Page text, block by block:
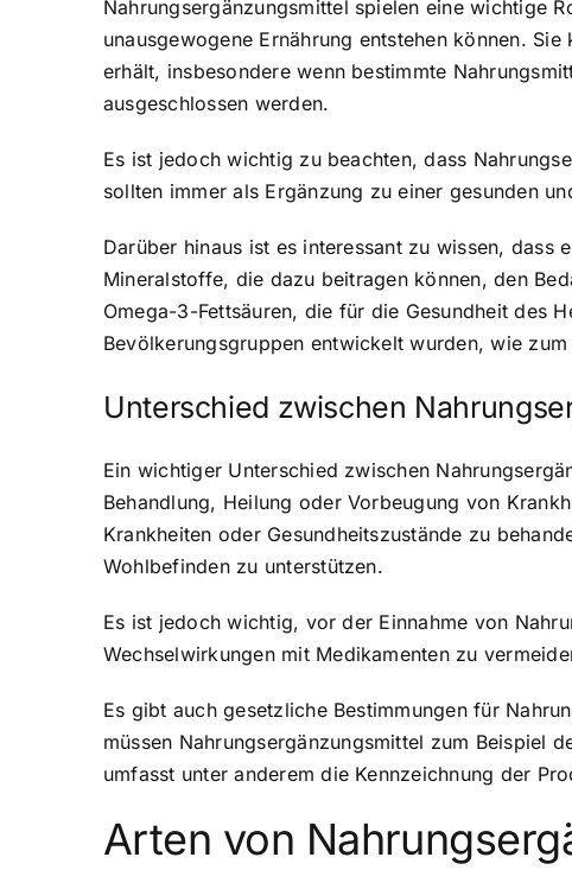
Nahrungsergänzungsmittel spielen eine wichtige
unausgewogene Ernährung entstehen können.
erhält, insbesondere wenn bestimmte
ausgeschlossen werden.
Es ist jedoch wichtig zu beachten, dass
sollten immer als Ergänzung zu einer gesunden
Darüber hinaus ist es interessant zu wissen, dass
Mineralstoffe, die dazu beitragen können, den
Omega-3-Fettsäuren, die für die Gesundheit des
Bevölkerungsgruppen entwickelt wurden, wie
Unterschied zwischen
Ein wichtiger Unterschied zwischen
Behandlung, Heilung oder Vorbeugung von
Krankheiten oder Gesundheitszustände zu
Wohlbefinden zu unterstützen.
Es ist jedoch wichtig, vor der Einnahme von
Wechselwirkungen mit Medikamenten zu
Es gibt auch gesetzliche Bestimmungen für
müssen Nahrungsergänzungsmittel zum Beispiel
umfasst unter anderem die Kennzeichnung der
Arten von